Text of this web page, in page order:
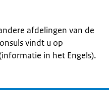
afdelingen van de
vindt u op
in het Engels).